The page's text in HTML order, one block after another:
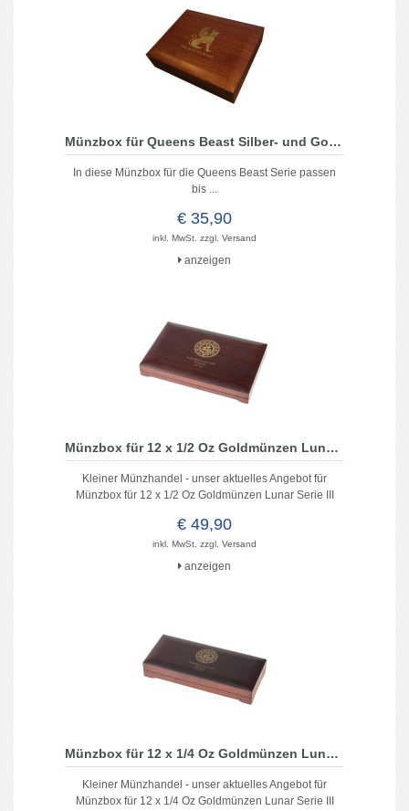
Münzbox für Queens Beast Silber- und Goldmünzen (ohne Einlage)
In diese Münzbox für die Queens Beast Serie passen
bis ...
€ 35,90
anzeigen
inkl. MwSt. zzgl. Versand
Münzbox für 12 x 1/2 Oz Goldmünzen Lunar Serie III
Kleiner Münzhandel - unser aktuelles Angebot für
Münzbox für 12 x 1/2 Oz Goldmünzen Lunar Serie III
€ 49,90
anzeigen
inkl. MwSt. zzgl. Versand
Münzbox für 12 x 1/4 Oz Goldmünzen Lunar Serie III
Kleiner Münzhandel - unser aktuelles Angebot für
Münzbox für 12 x 1/4 Oz Goldmünzen Lunar Serie III